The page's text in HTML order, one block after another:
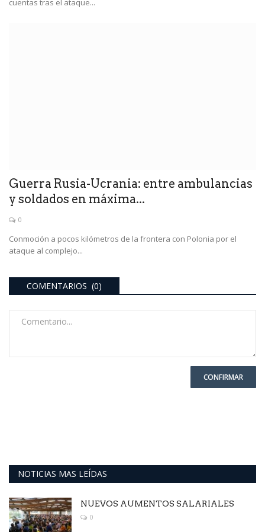
Guerra Rusia-Ucrania: entre ambulancias
y soldados en máxima...
0
Conmoción a pocos kilómetros de la frontera con Polonia por el
ataque al complejo...
COMENTARIOS (0)
CONFIRMAR
NOTICIAS MAS LEÍDAS
NUEVOS AUMENTOS SALARIALES
0